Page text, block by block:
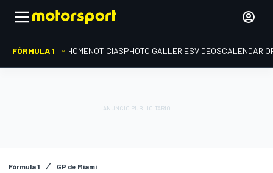
FÓRMULA 1 HOMENOTICIASPHOTO GALLERIESVIDEOSCALENDARIO
Fórmula 1 GP de Miami